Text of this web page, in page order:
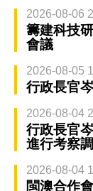
2026-08-06
籌建科技
會議
2026-08-05
行政長官
2026-08-04
行政長官
進行考察
2026-08-04
閩澳合作